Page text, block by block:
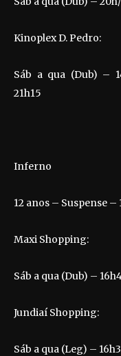
Kinoplex D. Pedro:
Sáb a qua (Dub) –
21h15
Inferno
12 anos – Suspense –
Maxi Shopping:
Sáb a qua (Dub) –
Jundiaí Shopping:
Sáb a qua (Leg) –